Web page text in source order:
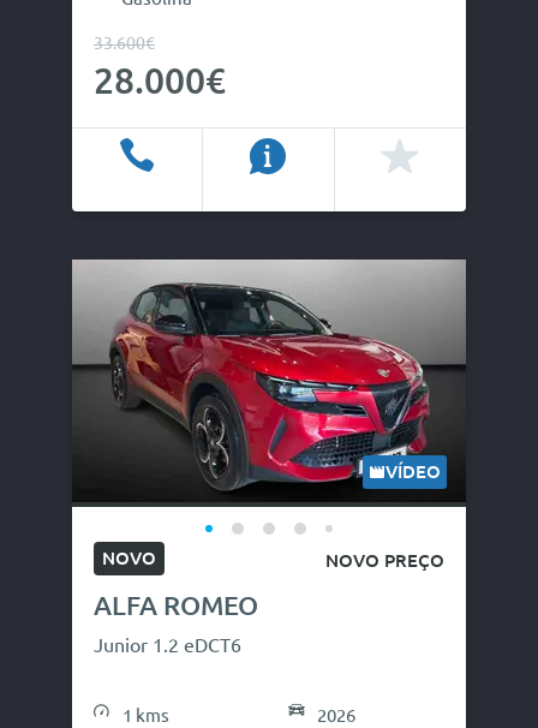
33.600€
28.000€
VÍDEO
NOVO NOVO PREÇO
ALFA ROMEO
Junior 1.2 eDCT6
1 kms
2026